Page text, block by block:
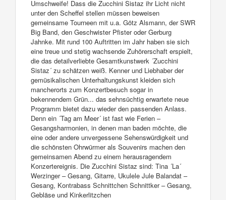
Umschweife! Dass die Zucchini Sistaz ihr Licht nicht
unter den Scheffel stellen müssen beweisen
gemeinsame Tourneen mit u.a. Götz Alsmann, der SWR
Big Band, den Geschwister Pfister oder Gerburg
Jahnke. Mit rund 100 Auftritten im Jahr haben sie sich
eine treue und stetig wachsende Zuhörerschaft erspielt,
die das detailverliebte Gesamtkunstwerk ´Zucchini
Sistaz´ zu schätzen weiß. Kenner und Liebhaber der
gemüsikalischen Unterhaltungskunst kleiden sich
mancherorts zum Konzertbesuch sogar in
bekennendem Grün... das sehnsüchtig erwartete neue
Programm bietet dazu wieder den passenden Anlass.
Denn ein ´Tag am Meer´ ist fast wie Ferien –
Gesangsharmonien, in denen man baden möchte, die
eine oder andere unvergessene Sehenswürdigkeit und
die schönsten Ohrwürmer als Souvenirs machen den
gemeinsamen Abend zu einem herausragendem
Konzertereignis. Die Zucchini Sistaz sind: Tina ´La´
Werzinger – Gesang, Gitarre, Ukulele Jule Balandat –
Gesang, Kontrabass Schnittchen Schnittker – Gesang,
Gebläse und Kinkerlitzchen